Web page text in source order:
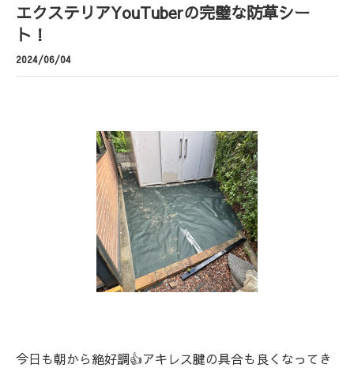
エクステリアYouTuberの完璧な防草シー
ト！
2024/06/04
今日も朝から絶好調👍アキレス腱の具合も良くなってき